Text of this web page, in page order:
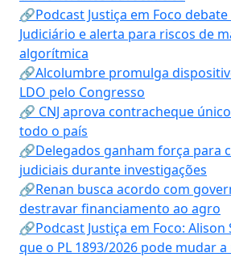
🔗Podcast Justiça em Foco
Judiciário e alerta para riscos de
algorítmica
🔗Alcolumbre promulga
LDO pelo Congresso
🔗 CNJ aprova contracheque
todo o país
🔗Delegados ganham força para
judiciais durante investigações
🔗Renan busca acordo com
destravar financiamento ao agro
🔗Podcast Justiça em Foco:
que o PL 1893/2026 pode mudar